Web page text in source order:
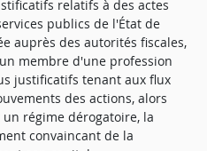
relatifs à des actes
publics de l'État de
auprès des autorités fiscales,
membre d'une profession
justificatifs tenant aux flux
des actions, alors
régime dérogatoire, la
convaincant de la